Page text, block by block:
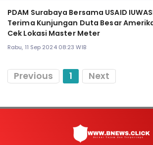
PDAM Surabaya Bersama USAID
Terima Kunjungan Duta Besar
Cek Lokasi Master Meter
Rabu, 11 Sep 2024 08:23 WIB
Previous 1 Next